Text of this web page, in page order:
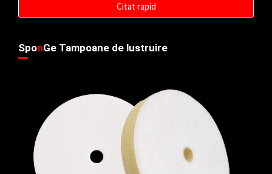
Citat rapid
SponGe Tampoane de lustruire